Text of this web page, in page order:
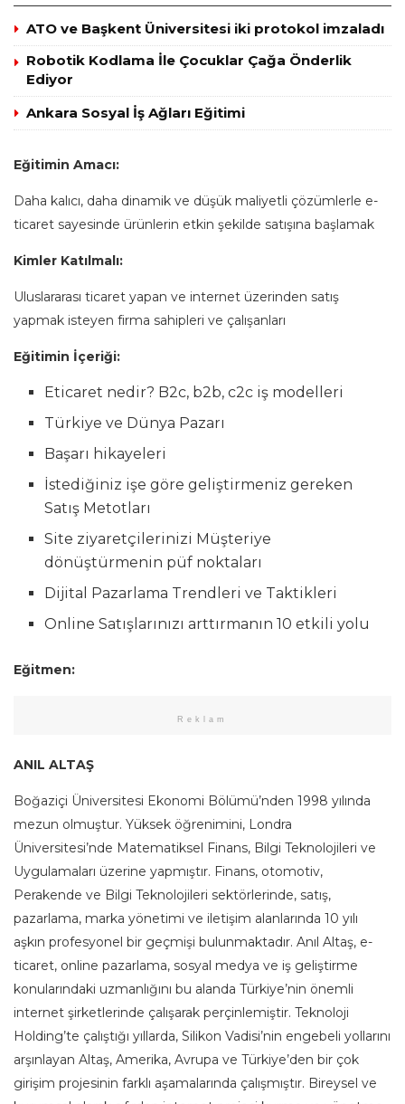
ATO ve Başkent Üniversitesi iki protokol imzaladı
Robotik Kodlama İle Çocuklar Çağa Önderlik
Ediyor
Ankara Sosyal İş Ağları Eğitimi
Eğitimin Amacı:
Daha kalıcı, daha dinamik ve düşük maliyetli çözümlerle e-
ticaret sayesinde ürünlerin etkin şekilde satışına başlamak
Kimler Katılmalı:
Uluslararası ticaret yapan ve internet üzerinden satış
yapmak isteyen firma sahipleri ve çalışanları
Eğitimin İçeriği:
Eticaret nedir? B2c, b2b, c2c iş modelleri
Türkiye ve Dünya Pazarı
Başarı hikayeleri
İstediğiniz işe göre geliştirmeniz gereken
Satış Metotları
Site ziyaretçilerinizi Müşteriye
dönüştürmenin püf noktaları
Dijital Pazarlama Trendleri ve Taktikleri
Online Satışlarınızı arttırmanın 10 etkili yolu
Eğitmen:
Reklam
ANIL ALTAŞ
Boğaziçi Üniversitesi Ekonomi Bölümü’nden 1998 yılında
mezun olmuştur. Yüksek öğrenimini, Londra
Üniversitesi’nde Matematiksel Finans, Bilgi Teknolojileri ve
Uygulamaları üzerine yapmıştır. Finans, otomotiv,
Perakende ve Bilgi Teknolojileri sektörlerinde, satış,
pazarlama, marka yönetimi ve iletişim alanlarında 10 yılı
aşkın profesyonel bir geçmişi bulunmaktadır. Anıl Altaş, e-
ticaret, online pazarlama, sosyal medya ve iş geliştirme
konularındaki uzmanlığını bu alanda Türkiye’nin önemli
internet şirketlerinde çalışarak perçinlemiştir. Teknoloji
Holding’te çalıştığı yıllarda, Silikon Vadisi’nin engebeli yollarını
arşınlayan Altaş, Amerika, Avrupa ve Türkiye’den bir çok
girişim projesinin farklı aşamalarında çalışmıştır. Bireysel ve